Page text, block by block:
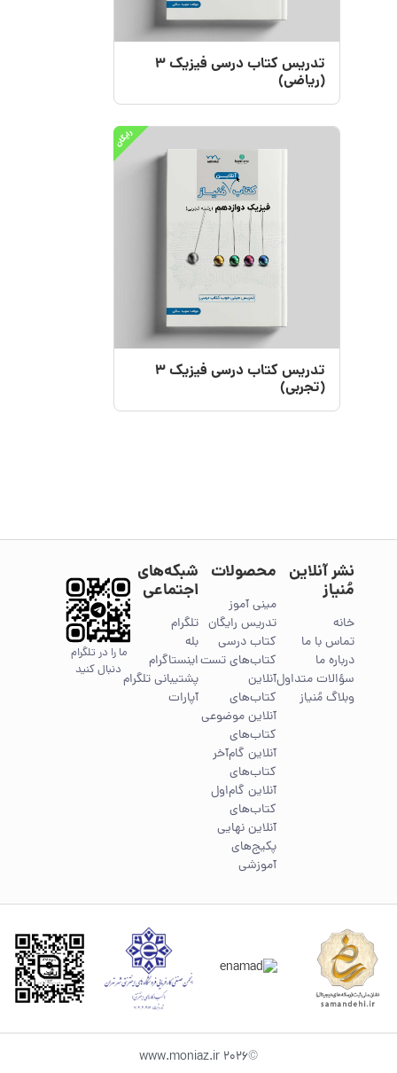
تدریس کتاب درسی فیزیک 3
(ریاضی)
تدریس کتاب درسی فیزیک 3
(تجربی)
نشر آنلاین
مُنیاز
خانه
تماس با ما
درباره ما
سؤالات متداول
وبلاگ مُنیاز
محصولات
مینی آموز
تدریس رایگان
کتاب درسی
کتاب‌های تست
آنلاین
کتاب‌های
آنلاین موضوعی
کتاب‌های
آنلاین گام‌آخر
کتاب‌های
آنلاین گام‌اول
کتاب‌های
آنلاین نهایی
پکیج‌های
آموزشی
شبکه‌های
اجتماعی
تلگرام
بله
اینستاگرام
پشتیبانی تلگرام
آپارات
ما را در تلگرام
دنبال کنید
©2026 www.moniaz.ir